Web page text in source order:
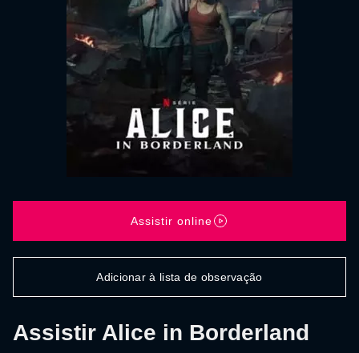
Assistir Alice in Borderland
Assistir online
Adicionar à lista de observação